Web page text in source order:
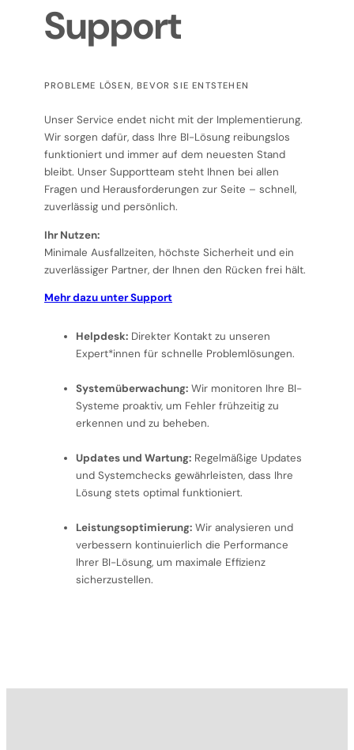
Support
PROBLEME LÖSEN, BEVOR SIE ENTSTEHEN
Unser Service endet nicht mit der Implementierung.
Wir sorgen dafür, dass Ihre BI-Lösung reibungslos
funktioniert und immer auf dem neuesten Stand
bleibt. Unser Supportteam steht Ihnen bei allen
Fragen und Herausforderungen zur Seite – schnell,
zuverlässig und persönlich.
Ihr Nutzen:
Minimale Ausfallzeiten, höchste Sicherheit und ein
zuverlässiger Partner, der Ihnen den Rücken frei hält.
Mehr dazu unter Support
Helpdesk: Direkter Kontakt zu unseren
Expert*innen für schnelle Problemlösungen.
Systemüberwachung: Wir monitoren Ihre BI-
Systeme proaktiv, um Fehler frühzeitig zu
erkennen und zu beheben.
Updates und Wartung: Regelmäßige Updates
und Systemchecks gewährleisten, dass Ihre
Lösung stets optimal funktioniert.
Leistungsoptimierung: Wir analysieren und
verbessern kontinuierlich die Performance
Ihrer BI-Lösung, um maximale Effizienz
sicherzustellen.